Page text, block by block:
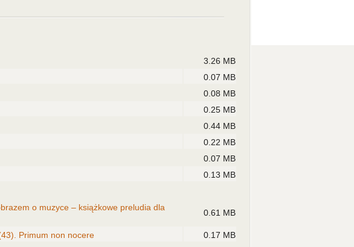
3.26 MB
0.07 MB
0.08 MB
0.25 MB
0.44 MB
0.22 MB
0.07 MB
0.13 MB
o muzyce – książkowe preludia dla
0.61 MB
Primum non nocere
0.17 MB